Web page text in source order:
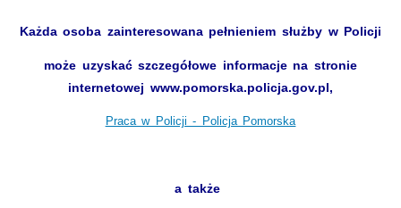
Każda osoba zainteresowana pełnieniem służby w Policji
może uzyskać szczegółowe informacje na stronie
internetowej www.pomorska.policja.gov.pl,
Praca w Policji - Policja Pomorska
a także